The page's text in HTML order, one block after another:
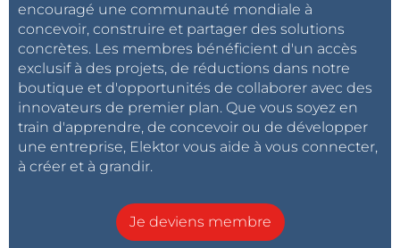
encouragé une communauté mondiale à
concevoir, construire et partager des solutions
concrètes. Les membres bénéficient d'un accès
exclusif à des projets, de réductions dans notre
boutique et d'opportunités de collaborer avec des
innovateurs de premier plan. Que vous soyez en
train d'apprendre, de concevoir ou de développer
une entreprise, Elektor vous aide à vous connecter,
à créer et à grandir.
Je deviens membre